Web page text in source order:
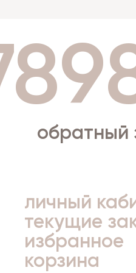
обратный
личный
текущие
избранное
корзина